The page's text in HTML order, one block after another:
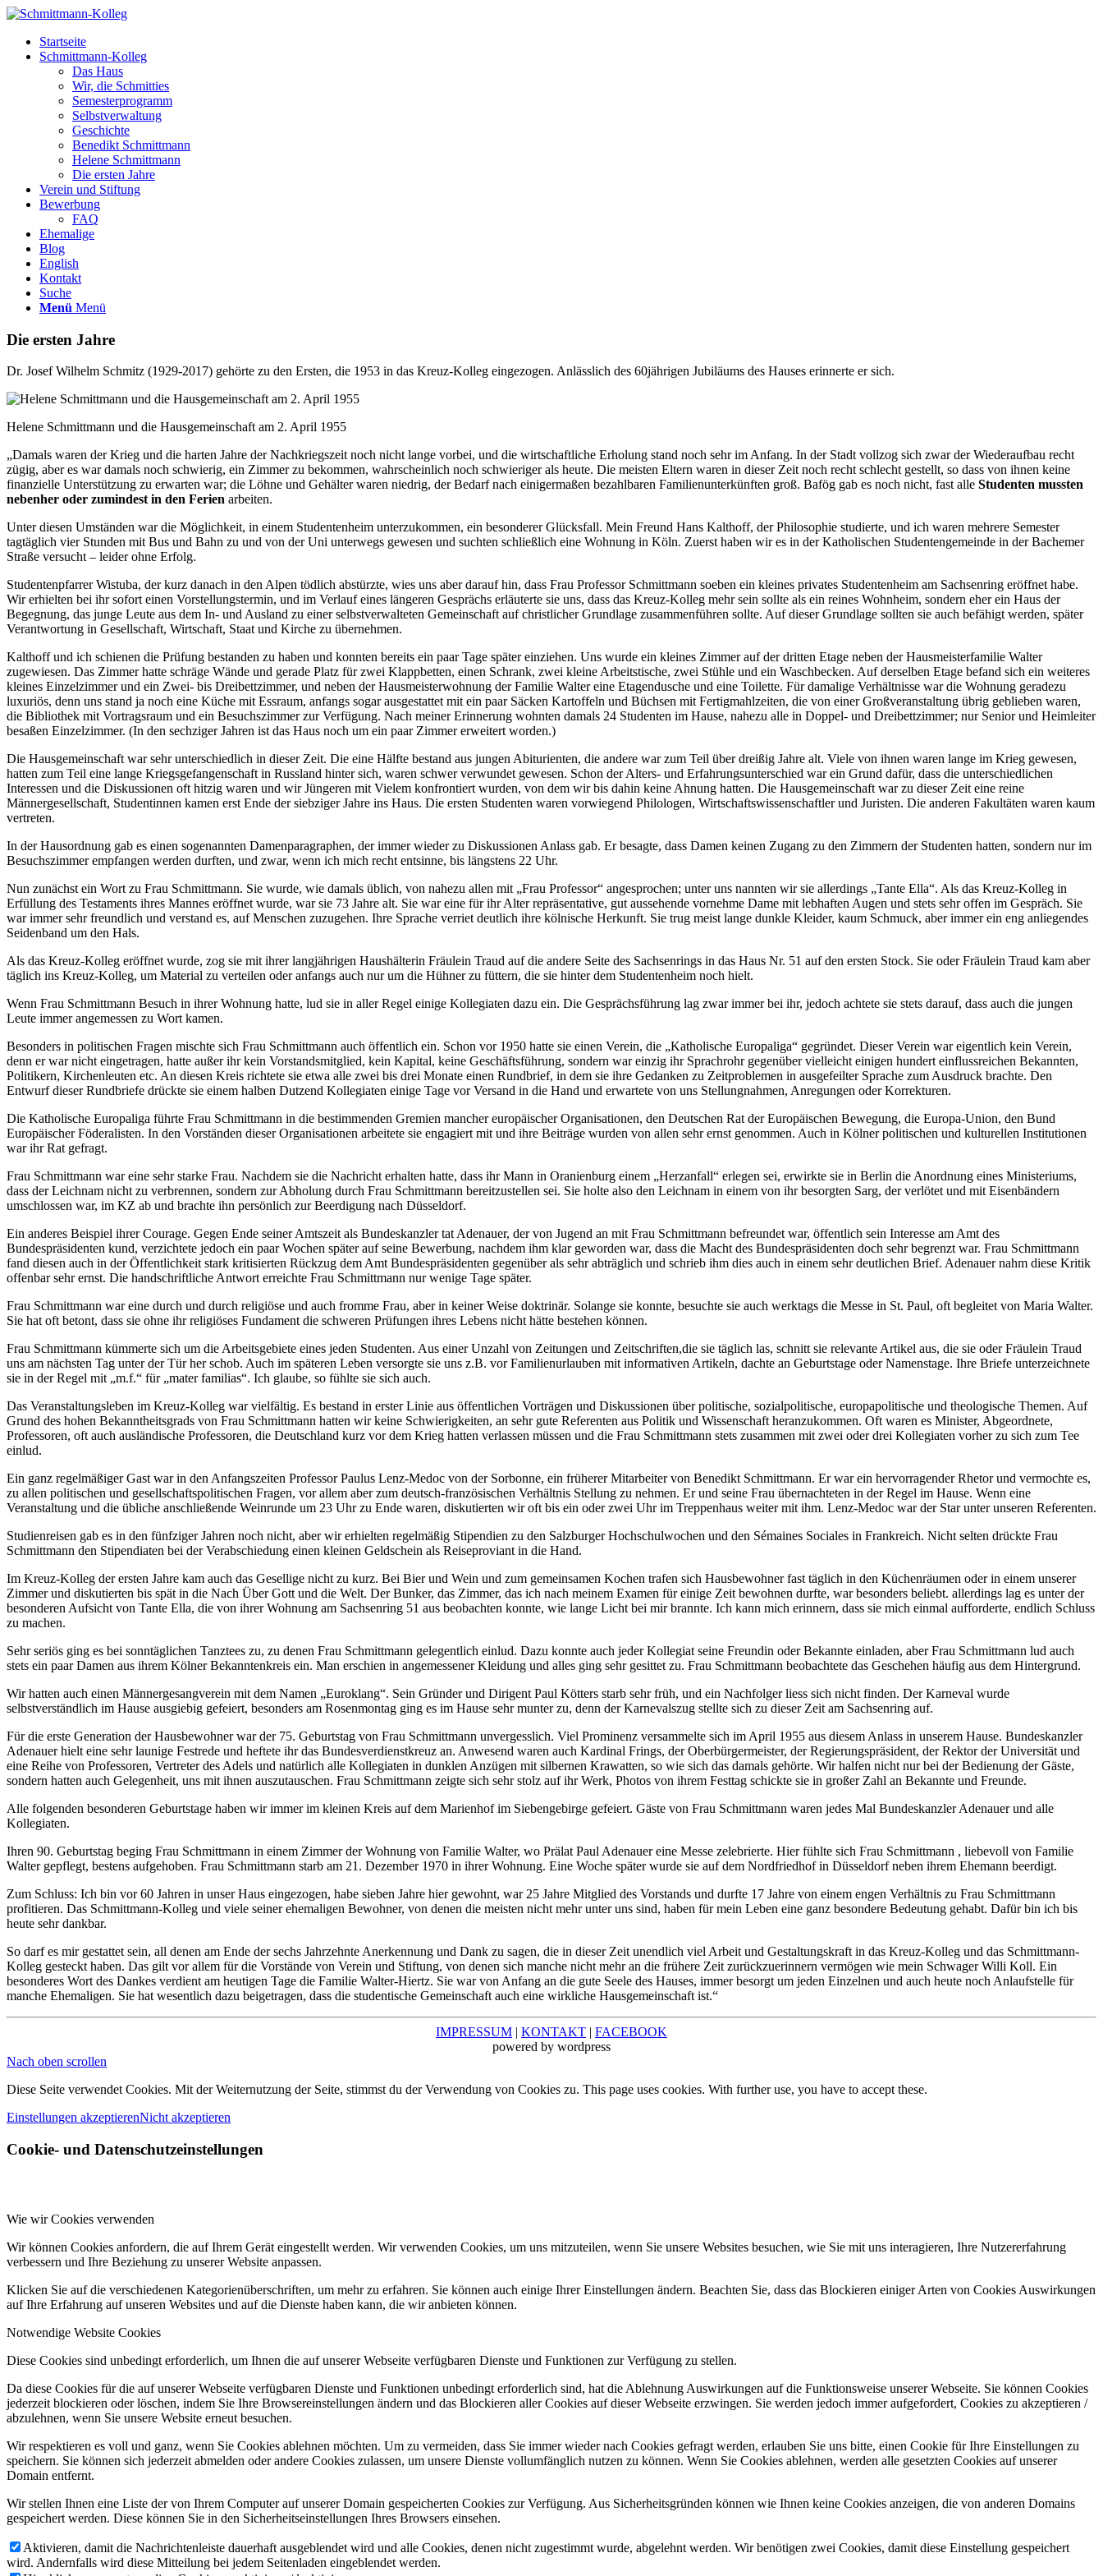
Startseite
Schmittmann-Kolleg
Das Haus
Wir, die Schmitties
Semesterprogramm
Selbstverwaltung
Geschichte
Benedikt Schmittmann
Helene Schmittmann
Die ersten Jahre
Verein und Stiftung
Bewerbung
FAQ
Ehemalige
Blog
English
Kontakt
Suche
Menü Menü
Die ersten Jahre
Dr. Josef Wilhelm Schmitz (1929-2017) gehörte zu den Ersten, die 1953 in das Kreuz‐Kolleg eingezogen. Anlässlich des 60jährigen Jubiläums des Hauses erinnerte er sich.
Helene Schmittmann und die Hausgemeinschaft am 2. April 1955
„Damals waren der Krieg und die harten Jahre der Nachkriegszeit noch nicht lange vorbei, und die wirtschaftliche Erholung stand noch sehr im Anfang. In der Stadt vollzog sich zwar der Wiederaufbau recht
zügig, aber es war damals noch schwierig, ein Zimmer zu bekommen, wahrscheinlich noch schwieriger als heute. Die meisten Eltern waren in dieser Zeit noch recht schlecht gestellt, so dass von ihnen keine
finanzielle Unterstützung zu erwarten war; die Löhne und Gehälter waren niedrig, der Bedarf nach einigermaßen bezahlbaren Familienunterkünften groß. Bafög gab es noch nicht, fast alle Studenten mussten
nebenher oder zumindest in den Ferien arbeiten.
Unter diesen Umständen war die Möglichkeit, in einem Studentenheim unterzukommen, ein besonderer Glücksfall. Mein Freund Hans Kalthoff, der Philosophie studierte, und ich waren mehrere Semester
tagtäglich vier Stunden mit Bus und Bahn zu und von der Uni unterwegs gewesen und suchten schließlich eine Wohnung in Köln. Zuerst haben wir es in der Katholischen Studentengemeinde in der Bachemer
Straße versucht – leider ohne Erfolg.
Studentenpfarrer Wistuba, der kurz danach in den Alpen tödlich abstürzte, wies uns aber darauf hin, dass Frau Professor Schmittmann soeben ein kleines privates Studentenheim am Sachsenring eröffnet habe.
Wir erhielten bei ihr sofort einen Vorstellungstermin, und im Verlauf eines längeren Gesprächs erläuterte sie uns, dass das Kreuz‐Kolleg mehr sein sollte als ein reines Wohnheim, sondern eher ein Haus der
Begegnung, das junge Leute aus dem In‐ und Ausland zu einer selbstverwalteten Gemeinschaft auf christlicher Grundlage zusammenführen sollte. Auf dieser Grundlage sollten sie auch befähigt werden, später
Verantwortung in Gesellschaft, Wirtschaft, Staat und Kirche zu übernehmen.
Kalthoff und ich schienen die Prüfung bestanden zu haben und konnten bereits ein paar Tage später einziehen. Uns wurde ein kleines Zimmer auf der dritten Etage neben der Hausmeisterfamilie Walter
zugewiesen. Das Zimmer hatte schräge Wände und gerade Platz für zwei Klappbetten, einen Schrank, zwei kleine Arbeitstische, zwei Stühle und ein Waschbecken. Auf derselben Etage befand sich ein weiteres
kleines Einzelzimmer und ein Zwei‐ bis Dreibettzimmer, und neben der Hausmeisterwohnung der Familie Walter eine Etagendusche und eine Toilette. Für damalige Verhältnisse war die Wohnung geradezu
luxuriös, denn uns stand ja noch eine Küche mit Essraum, anfangs sogar ausgestattet mit ein paar Säcken Kartoffeln und Büchsen mit Fertigmahlzeiten, die von einer Großveranstaltung übrig geblieben waren,
die Bibliothek mit Vortragsraum und ein Besuchszimmer zur Verfügung. Nach meiner Erinnerung wohnten damals 24 Studenten im Hause, nahezu alle in Doppel‐ und Dreibettzimmer; nur Senior und Heimleiter
besaßen Einzelzimmer. (In den sechziger Jahren ist das Haus noch um ein paar Zimmer erweitert worden.)
Die Hausgemeinschaft war sehr unterschiedlich in dieser Zeit. Die eine Hälfte bestand aus jungen Abiturienten, die andere war zum Teil über dreißig Jahre alt. Viele von ihnen waren lange im Krieg gewesen,
hatten zum Teil eine lange Kriegsgefangenschaft in Russland hinter sich, waren schwer verwundet gewesen. Schon der Alters‐ und Erfahrungsunterschied war ein Grund dafür, dass die unterschiedlichen
Interessen und die Diskussionen oft hitzig waren und wir Jüngeren mit Vielem konfrontiert wurden, von dem wir bis dahin keine Ahnung hatten. Die Hausgemeinschaft war zu dieser Zeit eine reine
Männergesellschaft, Studentinnen kamen erst Ende der siebziger Jahre ins Haus. Die ersten Studenten waren vorwiegend Philologen, Wirtschaftswissenschaftler und Juristen. Die anderen Fakultäten waren kaum
vertreten.
In der Hausordnung gab es einen sogenannten Damenparagraphen, der immer wieder zu Diskussionen Anlass gab. Er besagte, dass Damen keinen Zugang zu den Zimmern der Studenten hatten, sondern nur im
Besuchszimmer empfangen werden durften, und zwar, wenn ich mich recht entsinne, bis längstens 22 Uhr.
Nun zunächst ein Wort zu Frau Schmittmann. Sie wurde, wie damals üblich, von nahezu allen mit „Frau Professor“ angesprochen; unter uns nannten wir sie allerdings „Tante Ella“. Als das Kreuz‐Kolleg in
Erfüllung des Testaments ihres Mannes eröffnet wurde, war sie 73 Jahre alt. Sie war eine für ihr Alter repräsentative, gut aussehende vornehme Dame mit lebhaften Augen und stets sehr offen im Gespräch. Sie
war immer sehr freundlich und verstand es, auf Menschen zuzugehen. Ihre Sprache verriet deutlich ihre kölnische Herkunft. Sie trug meist lange dunkle Kleider, kaum Schmuck, aber immer ein eng anliegendes
Seidenband um den Hals.
Als das Kreuz‐Kolleg eröffnet wurde, zog sie mit ihrer langjährigen Haushälterin Fräulein Traud auf die andere Seite des Sachsenrings in das Haus Nr. 51 auf den ersten Stock. Sie oder Fräulein Traud kam aber
täglich ins Kreuz‐Kolleg, um Material zu verteilen oder anfangs auch nur um die Hühner zu füttern, die sie hinter dem Studentenheim noch hielt.
Wenn Frau Schmittmann Besuch in ihrer Wohnung hatte, lud sie in aller Regel einige Kollegiaten dazu ein. Die Gesprächsführung lag zwar immer bei ihr, jedoch achtete sie stets darauf, dass auch die jungen
Leute immer angemessen zu Wort kamen.
Besonders in politischen Fragen mischte sich Frau Schmittmann auch öffentlich ein. Schon vor 1950 hatte sie einen Verein, die „Katholische Europaliga“ gegründet. Dieser Verein war eigentlich kein Verein,
denn er war nicht eingetragen, hatte außer ihr kein Vorstandsmitglied, kein Kapital, keine Geschäftsführung, sondern war einzig ihr Sprachrohr gegenüber vielleicht einigen hundert einflussreichen Bekannten,
Politikern, Kirchenleuten etc. An diesen Kreis richtete sie etwa alle zwei bis drei Monate einen Rundbrief, in dem sie ihre Gedanken zu Zeitproblemen in ausgefeilter Sprache zum Ausdruck brachte. Den
Entwurf dieser Rundbriefe drückte sie einem halben Dutzend Kollegiaten einige Tage vor Versand in die Hand und erwartete von uns Stellungnahmen, Anregungen oder Korrekturen.
Die Katholische Europaliga führte Frau Schmittmann in die bestimmenden Gremien mancher europäischer Organisationen, den Deutschen Rat der Europäischen Bewegung, die Europa‐Union, den Bund
Europäischer Föderalisten. In den Vorständen dieser Organisationen arbeitete sie engagiert mit und ihre Beiträge wurden von allen sehr ernst genommen. Auch in Kölner politischen und kulturellen Institutionen
war ihr Rat gefragt.
Frau Schmittmann war eine sehr starke Frau. Nachdem sie die Nachricht erhalten hatte, dass ihr Mann in Oranienburg einem „Herzanfall“ erlegen sei, erwirkte sie in Berlin die Anordnung eines Ministeriums,
dass der Leichnam nicht zu verbrennen, sondern zur Abholung durch Frau Schmittmann bereitzustellen sei. Sie holte also den Leichnam in einem von ihr besorgten Sarg, der verlötet und mit Eisenbändern
umschlossen war, im KZ ab und brachte ihn persönlich zur Beerdigung nach Düsseldorf.
Ein anderes Beispiel ihrer Courage. Gegen Ende seiner Amtszeit als Bundeskanzler tat Adenauer, der von Jugend an mit Frau Schmittmann befreundet war, öffentlich sein Interesse am Amt des
Bundespräsidenten kund, verzichtete jedoch ein paar Wochen später auf seine Bewerbung, nachdem ihm klar geworden war, dass die Macht des Bundespräsidenten doch sehr begrenzt war. Frau Schmittmann
fand diesen auch in der Öffentlichkeit stark kritisierten Rückzug dem Amt Bundespräsidenten gegenüber als sehr abträglich und schrieb ihm dies auch in einem sehr deutlichen Brief. Adenauer nahm diese Kritik
offenbar sehr ernst. Die handschriftliche Antwort erreichte Frau Schmittmann nur wenige Tage später.
Frau Schmittmann war eine durch und durch religiöse und auch fromme Frau, aber in keiner Weise doktrinär. Solange sie konnte, besuchte sie auch werktags die Messe in St. Paul, oft begleitet von Maria Walter.
Sie hat oft betont, dass sie ohne ihr religiöses Fundament die schweren Prüfungen ihres Lebens nicht hätte bestehen können.
Frau Schmittmann kümmerte sich um die Arbeitsgebiete eines jeden Studenten. Aus einer Unzahl von Zeitungen und Zeitschriften,die sie täglich las, schnitt sie relevante Artikel aus, die sie oder Fräulein Traud
uns am nächsten Tag unter der Tür her schob. Auch im späteren Leben versorgte sie uns z.B. vor Familienurlauben mit informativen Artikeln, dachte an Geburtstage oder Namenstage. Ihre Briefe unterzeichnete
sie in der Regel mit „m.f.“ für „mater familias“. Ich glaube, so fühlte sie sich auch.
Das Veranstaltungsleben im Kreuz-Kolleg war vielfältig. Es bestand in erster Linie aus öffentlichen Vorträgen und Diskussionen über politische, sozialpolitische, europapolitische und theologische Themen. Auf
Grund des hohen Bekanntheitsgrads von Frau Schmittmann hatten wir keine Schwierigkeiten, an sehr gute Referenten aus Politik und Wissenschaft heranzukommen. Oft waren es Minister, Abgeordnete,
Professoren, oft auch ausländische Professoren, die Deutschland kurz vor dem Krieg hatten verlassen müssen und die Frau Schmittmann stets zusammen mit zwei oder drei Kollegiaten vorher zu sich zum Tee
einlud.
Ein ganz regelmäßiger Gast war in den Anfangszeiten Professor Paulus Lenz‐Medoc von der Sorbonne, ein früherer Mitarbeiter von Benedikt Schmittmann. Er war ein hervorragender Rhetor und vermochte es,
zu allen politischen und gesellschaftspolitischen Fragen, vor allem aber zum deutsch‐französischen Verhältnis Stellung zu nehmen. Er und seine Frau übernachteten in der Regel im Hause. Wenn eine
Veranstaltung und die übliche anschließende Weinrunde um 23 Uhr zu Ende waren, diskutierten wir oft bis ein oder zwei Uhr im Treppenhaus weiter mit ihm. Lenz‐Medoc war der Star unter unseren Referenten.
Studienreisen gab es in den fünfziger Jahren noch nicht, aber wir erhielten regelmäßig Stipendien zu den Salzburger Hochschulwochen und den Sémaines Sociales in Frankreich. Nicht selten drückte Frau
Schmittmann den Stipendiaten bei der Verabschiedung einen kleinen Geldschein als Reiseproviant in die Hand.
Im Kreuz‐Kolleg der ersten Jahre kam auch das Gesellige nicht zu kurz. Bei Bier und Wein und zum gemeinsamen Kochen trafen sich Hausbewohner fast täglich in den Küchenräumen oder in einem unserer
Zimmer und diskutierten bis spät in die Nach Über Gott und die Welt. Der Bunker, das Zimmer, das ich nach meinem Examen für einige Zeit bewohnen durfte, war besonders beliebt. allerdings lag es unter der
besonderen Aufsicht von Tante Ella, die von ihrer Wohnung am Sachsenring 51 aus beobachten konnte, wie lange Licht bei mir brannte. Ich kann mich erinnern, dass sie mich einmal aufforderte, endlich Schluss
zu machen.
Sehr seriös ging es bei sonntäglichen Tanztees zu, zu denen Frau Schmittmann gelegentlich einlud. Dazu konnte auch jeder Kollegiat seine Freundin oder Bekannte einladen, aber Frau Schmittmann lud auch
stets ein paar Damen aus ihrem Kölner Bekanntenkreis ein. Man erschien in angemessener Kleidung und alles ging sehr gesittet zu. Frau Schmittmann beobachtete das Geschehen häufig aus dem Hintergrund.
Wir hatten auch einen Männergesangverein mit dem Namen „Euroklang“. Sein Gründer und Dirigent Paul Kötters starb sehr früh, und ein Nachfolger liess sich nicht finden. Der Karneval wurde
selbstverständlich im Hause ausgiebig gefeiert, besonders am Rosenmontag ging es im Hause sehr munter zu, denn der Karnevalszug stellte sich zu dieser Zeit am Sachsenring auf.
Für die erste Generation der Hausbewohner war der 75. Geburtstag von Frau Schmittmann unvergesslich. Viel Prominenz versammelte sich im April 1955 aus diesem Anlass in unserem Hause. Bundeskanzler
Adenauer hielt eine sehr launige Festrede und heftete ihr das Bundesverdienstkreuz an. Anwesend waren auch Kardinal Frings, der Oberbürgermeister, der Regierungspräsident, der Rektor der Universität und
eine Reihe von Professoren, Vertreter des Adels und natürlich alle Kollegiaten in dunklen Anzügen mit silbernen Krawatten, so wie sich das damals gehörte. Wir halfen nicht nur bei der Bedienung der Gäste,
sondern hatten auch Gelegenheit, uns mit ihnen auszutauschen. Frau Schmittmann zeigte sich sehr stolz auf ihr Werk, Photos von ihrem Festtag schickte sie in großer Zahl an Bekannte und Freunde.
Alle folgenden besonderen Geburtstage haben wir immer im kleinen Kreis auf dem Marienhof im Siebengebirge gefeiert. Gäste von Frau Schmittmann waren jedes Mal Bundeskanzler Adenauer und alle
Kollegiaten.
Ihren 90. Geburtstag beging Frau Schmittmann in einem Zimmer der Wohnung von Familie Walter, wo Prälat Paul Adenauer eine Messe zelebrierte. Hier fühlte sich Frau Schmittmann , liebevoll von Familie
Walter gepflegt, bestens aufgehoben. Frau Schmittmann starb am 21. Dezember 1970 in ihrer Wohnung. Eine Woche später wurde sie auf dem Nordfriedhof in Düsseldorf neben ihrem Ehemann beerdigt.
Zum Schluss: Ich bin vor 60 Jahren in unser Haus eingezogen, habe sieben Jahre hier gewohnt, war 25 Jahre Mitglied des Vorstands und durfte 17 Jahre von einem engen Verhältnis zu Frau Schmittmann
profitieren. Das Schmittmann‐Kolleg und viele seiner ehemaligen Bewohner, von denen die meisten nicht mehr unter uns sind, haben für mein Leben eine ganz besondere Bedeutung gehabt. Dafür bin ich bis
heute sehr dankbar.
So darf es mir gestattet sein, all denen am Ende der sechs Jahrzehnte Anerkennung und Dank zu sagen, die in dieser Zeit unendlich viel Arbeit und Gestaltungskraft in das Kreuz‐Kolleg und das Schmittmann‐
Kolleg gesteckt haben. Das gilt vor allem für die Vorstände von Verein und Stiftung, von denen sich manche nicht mehr an die frühere Zeit zurückzuerinnern vermögen wie mein Schwager Willi Koll. Ein
besonderes Wort des Dankes verdient am heutigen Tage die Familie Walter-Hiertz. Sie war von Anfang an die gute Seele des Hauses, immer besorgt um jeden Einzelnen und auch heute noch Anlaufstelle für
manche Ehemaligen. Sie hat wesentlich dazu beigetragen, dass die studentische Gemeinschaft auch eine wirkliche Hausgemeinschaft ist.“
IMPRESSUM | KONTAKT | FACEBOOK
powered by wordpress
Nach oben scrollen
Diese Seite verwendet Cookies. Mit der Weiternutzung der Seite, stimmst du der Verwendung von Cookies zu. This page uses cookies. With further use, you have to accept these.
Einstellungen akzeptierenNicht akzeptieren
Cookie- und Datenschutzeinstellungen
Wie wir Cookies verwenden
Wir können Cookies anfordern, die auf Ihrem Gerät eingestellt werden. Wir verwenden Cookies, um uns mitzuteilen, wenn Sie unsere Websites besuchen, wie Sie mit uns interagieren, Ihre Nutzererfahrung
verbessern und Ihre Beziehung zu unserer Website anpassen.
Klicken Sie auf die verschiedenen Kategorienüberschriften, um mehr zu erfahren. Sie können auch einige Ihrer Einstellungen ändern. Beachten Sie, dass das Blockieren einiger Arten von Cookies Auswirkungen
auf Ihre Erfahrung auf unseren Websites und auf die Dienste haben kann, die wir anbieten können.
Notwendige Website Cookies
Diese Cookies sind unbedingt erforderlich, um Ihnen die auf unserer Webseite verfügbaren Dienste und Funktionen zur Verfügung zu stellen.
Da diese Cookies für die auf unserer Webseite verfügbaren Dienste und Funktionen unbedingt erforderlich sind, hat die Ablehnung Auswirkungen auf die Funktionsweise unserer Webseite. Sie können Cookies
jederzeit blockieren oder löschen, indem Sie Ihre Browsereinstellungen ändern und das Blockieren aller Cookies auf dieser Webseite erzwingen. Sie werden jedoch immer aufgefordert, Cookies zu akzeptieren /
abzulehnen, wenn Sie unsere Website erneut besuchen.
Wir respektieren es voll und ganz, wenn Sie Cookies ablehnen möchten. Um zu vermeiden, dass Sie immer wieder nach Cookies gefragt werden, erlauben Sie uns bitte, einen Cookie für Ihre Einstellungen zu
speichern. Sie können sich jederzeit abmelden oder andere Cookies zulassen, um unsere Dienste vollumfänglich nutzen zu können. Wenn Sie Cookies ablehnen, werden alle gesetzten Cookies auf unserer
Domain entfernt.
Wir stellen Ihnen eine Liste der von Ihrem Computer auf unserer Domain gespeicherten Cookies zur Verfügung. Aus Sicherheitsgründen können wie Ihnen keine Cookies anzeigen, die von anderen Domains
gespeichert werden. Diese können Sie in den Sicherheitseinstellungen Ihres Browsers einsehen.
Aktivieren, damit die Nachrichtenleiste dauerhaft ausgeblendet wird und alle Cookies, denen nicht zugestimmt wurde, abgelehnt werden. Wir benötigen zwei Cookies, damit diese Einstellung gespeichert
wird. Andernfalls wird diese Mitteilung bei jedem Seitenladen eingeblendet werden.